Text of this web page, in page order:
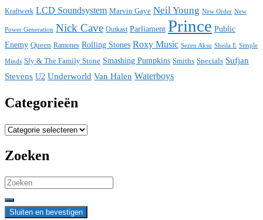
Kraftwerk LCD Soundsystem Marvin Gaye Neil Young New Order New
Power Generation Nick Cave Outkast Parliament Prince Public
Enemy Queen Ramones Rolling Stones Roxy Music Sezen Aksu Sheila E Simple
Minds Sly & The Family Stone Smashing Pumpkins Smiths Specials Sufjan
Stevens U2 Underworld Van Halen Waterboys
Categorieën
Categorieën
Zoeken
Search
for: